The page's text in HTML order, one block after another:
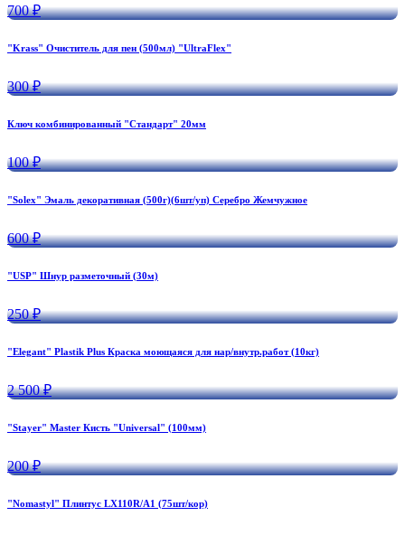
700 ₽
"Krass" Очиститель для пен (500мл) "UltraFlex"
300 ₽
Ключ комбинированный "Стандарт" 20мм
100 ₽
"Solex" Эмаль декоративная (500г)(6шт/уп) Серебро Жемчужное
600 ₽
"USP" Шнур разметочный (30м)
250 ₽
"Elegant" Plastik Plus Краска моющаяся для нар/внутр.работ (10кг)
2 500 ₽
"Stayer" Master Кисть "Universal" (100мм)
200 ₽
"Nomastyl" Плинтус LX110R/A1 (75шт/кор)